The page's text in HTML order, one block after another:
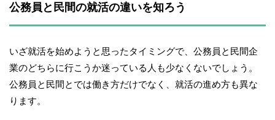
公務員と民間の就活の違いを知ろう
いざ就活を始めようと思ったタイミングで、公務員と民間企
業のどちらに行こうか迷っている人も少なくないでしょう。
公務員と民間とでは働き方だけでなく、就活の進め方も異な
ります。